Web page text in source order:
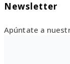
Newsletter
Apúntate a